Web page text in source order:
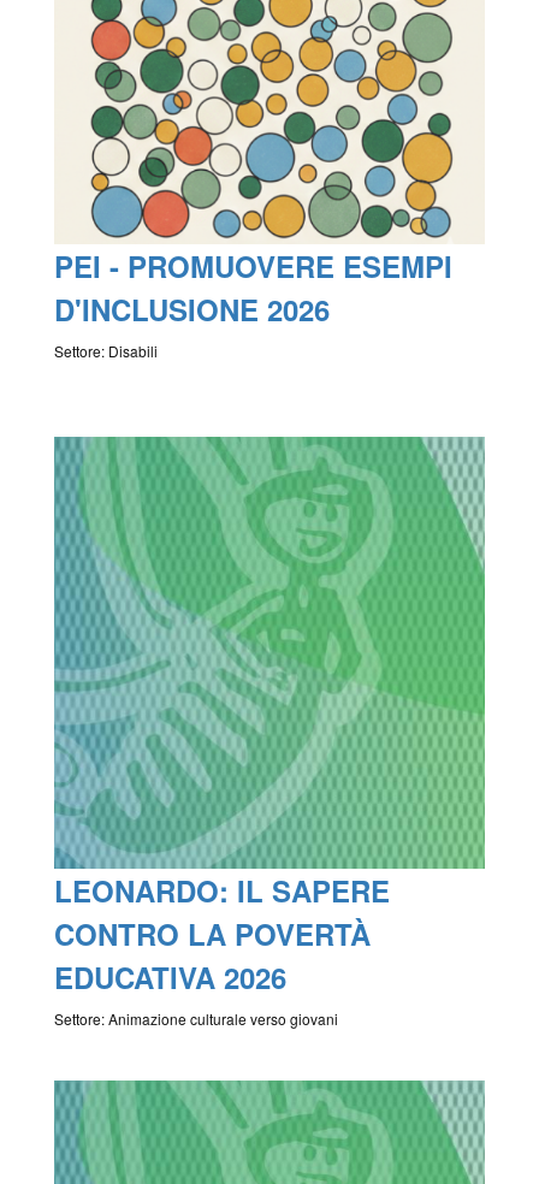
PEI - PROMUOVERE ESEMPI
D'INCLUSIONE 2026
Settore: Disabili
LEONARDO: IL SAPERE
CONTRO LA POVERTÀ
EDUCATIVA 2026
Settore: Animazione culturale verso giovani